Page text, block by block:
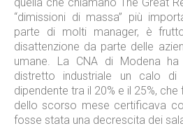
“dimissioni di massa” più
parte di molti manager, è
disattenzione da parte delle
umane. La CNA di Modena
distretto industriale un calo
dipendente tra il 20% e il 25%,
dello scorso mese certificava
fosse stata una decrescita dei